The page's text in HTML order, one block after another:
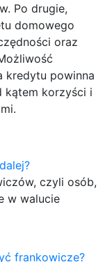
Po drugie,
domowego
oraz
kredytu powinna
kątem korzyści i
czyli osób,
w walucie
frankowicze?